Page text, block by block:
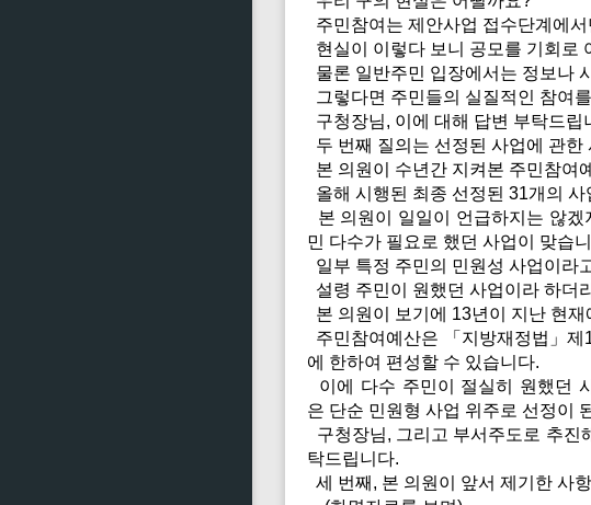
주민참여는 제안사업 접수단계에
현실이 이렇다 보니 공모를 기회로
물론 일반주민 입장에서는 정보나
그렇다면 주민들의 실질적인 참여
구청장님, 이에 대해 답변 부탁드립
두 번째 질의는 선정된 사업에 관한
본 의원이 수년간 지켜본 주민참여
올해 시행된 최종 선정된 31개의
본 의원이 일일이 언급하지는 않
민 다수가 필요로 했던 사업이 맞습
일부 특정 주민의 민원성 사업이라
설령 주민이 원했던 사업이라 하더
본 의원이 보기에 13년이 지난 현
주민참여예산은 「지방재정법」
에 한하여 편성할 수 있습니다.
이에 다수 주민이 절실히 원했던
은 단순 민원형 사업 위주로 선정이
구청장님, 그리고 부서주도로 추진
탁드립니다.
세 번째, 본 의원이 앞서 제기한 사